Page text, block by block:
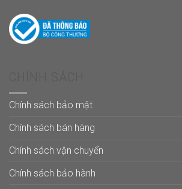
Chính sách bảo mật
Chính sách bán hàng
Chính sách vận chuyển
Chính sách bảo hành